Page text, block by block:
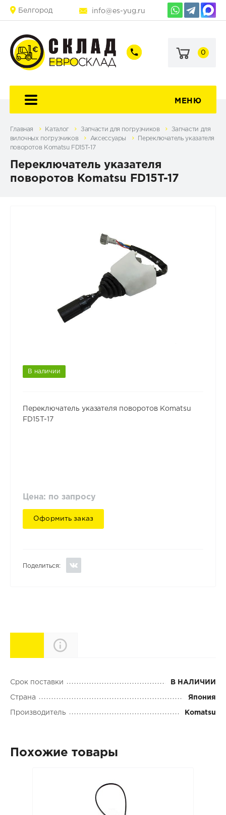
Белгород info@es-yug.ru
+7
60-
+7
69-
0
МЕНЮ
Главная Каталог Запчасти для погрузчиков
Запчасти для
вилочных погрузчиков
Аксессуары
Переключатель указателя
поворотов Komatsu FD15T-17
Переключатель указателя
поворотов Komatsu FD15T-17
В наличии
Переключатель указателя поворотов Komatsu
FD15T-17
Цена: по запросу
Оформить заказ
Поделиться:
Характеристики
Срок поставки В НАЛИЧИИ
Страна Япония
Производитель Komatsu
Похожие товары